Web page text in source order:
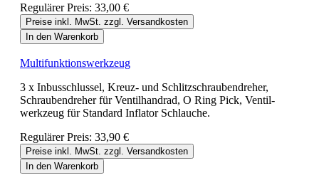
Regulärer Preis: 33,00 €
Preise inkl. MwSt. zzgl. Versandkosten
In den Warenkorb
Multifunktionswerkzeug
3 x Inbusschlussel, Kreuz- und Schlitzschraubendreher,
Schraubendreher für Ventilhandrad, O Ring Pick, Ventil-
werkzeug für Standard Inflator Schlauche.
Regulärer Preis: 33,90 €
Preise inkl. MwSt. zzgl. Versandkosten
In den Warenkorb